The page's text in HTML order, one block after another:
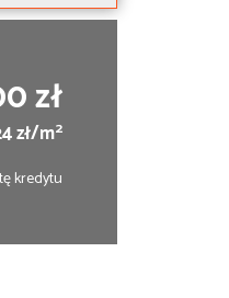
zł
zł/m2
kredytu